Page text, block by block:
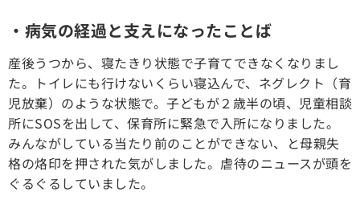
・病気の経過と支えになったことば
産後うつから、寝たきり状態で子育てできなくなりまし
た。トイレにも行けないくらい寝込んで、ネグレクト（育
児放棄）のような状態で。子どもが２歳半の頃、児童相談
所にSOSを出して、保育所に緊急で入所になりました。
みんながしている当たり前のことができない、と母親失
格の烙印を押された気がしました。虐待のニュースが頭を
ぐるぐるしていました。